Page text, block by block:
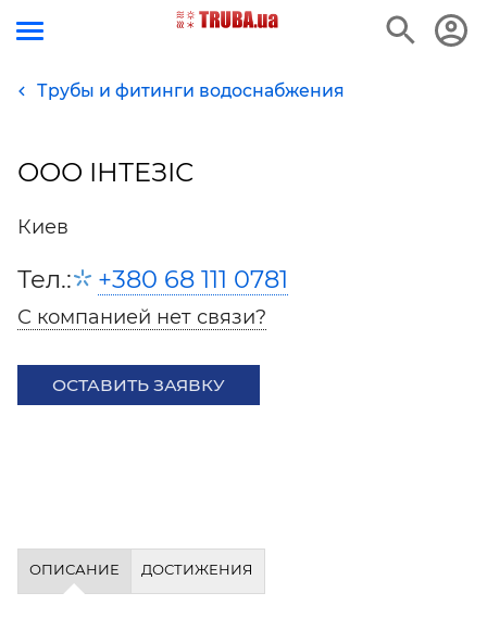
Трубы и фитинги водоснабжения
ООО ІНТЕЗІС
Киев
Тел.: +380 68 111 0781
С компанией нет связи?
ОСТАВИТЬ ЗАЯВКУ
ОПИСАНИЕ ДОСТИЖЕНИЯ